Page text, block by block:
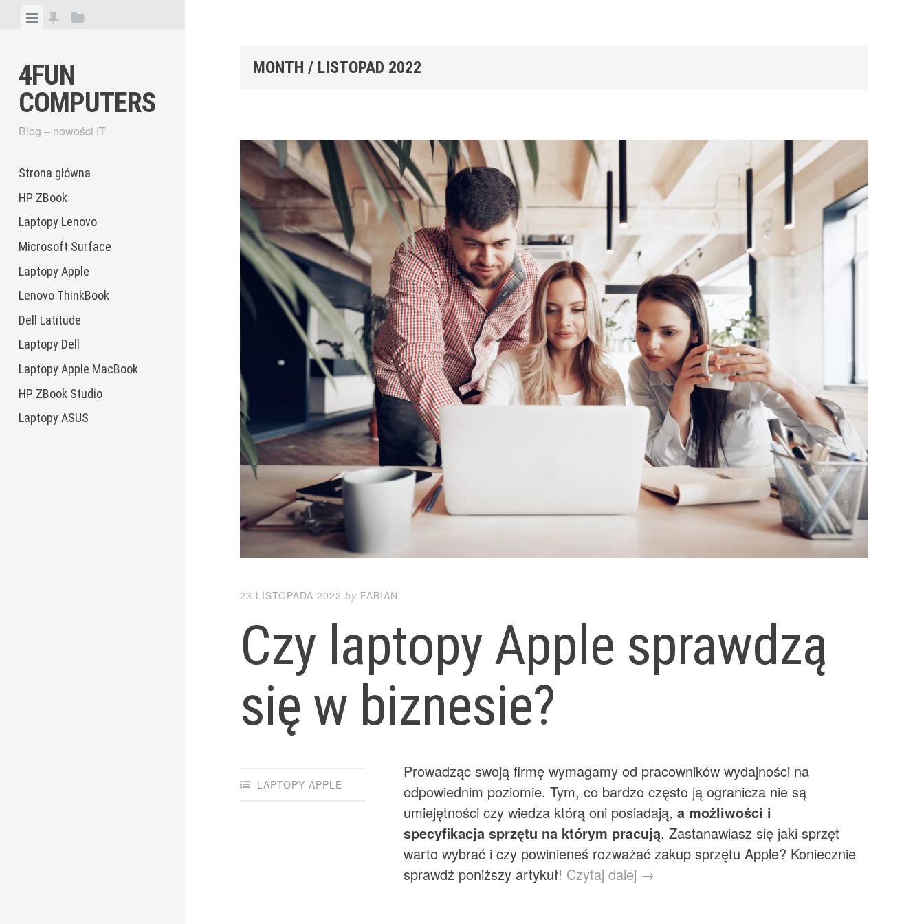
ViewViewView
4FUN
COMPUTERS
Blog – nowości IT
Strona główna
HP ZBook
Laptopy Lenovo
Microsoft Surface
Laptopy Apple
Lenovo ThinkBook
Dell Latitude
Laptopy Dell
Laptopy Apple MacBook
HP ZBook Studio
Laptopy ASUS
MONTH / LISTOPAD 2022
23 LISTOPADA 2022 by FABIAN
Czy laptopy Apple sprawdzą
się w biznesie?
LAPTOPY APPLE
Prowadząc swoją firmę wymagamy od pracowników wydajności na
odpowiednim poziomie. Tym, co bardzo często ją ogranicza nie są
umiejętności czy wiedza którą oni posiadają,a możliwości i
specyfikacja sprzętu na którym pracują. Zastanawiasz się jaki sprzęt
warto wybrać i czy powinieneś rozważać zakup sprzętu Apple? Koniecznie
sprawdź poniższy artykuł! Czytaj dalej →